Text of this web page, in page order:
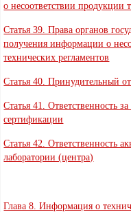
о несоответствии продукции
Статья 39. Права органов
получения информации о
технических регламентов
Статья 40. Принудительный
Статья 41. Ответственность
сертификации
Статья 42. Ответственность
лаборатории (центра)
Глава 8. Информация о